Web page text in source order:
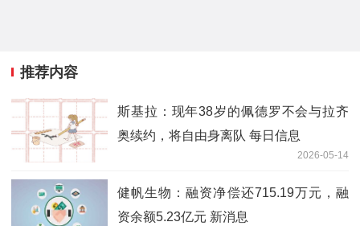
推荐内容
斯基拉：现年38岁的佩德罗不会与拉齐
奥续约，将自由身离队 每日信息
2026-05-14
健帆生物：融资净偿还715.19万元，融
资余额5.23亿元 新消息